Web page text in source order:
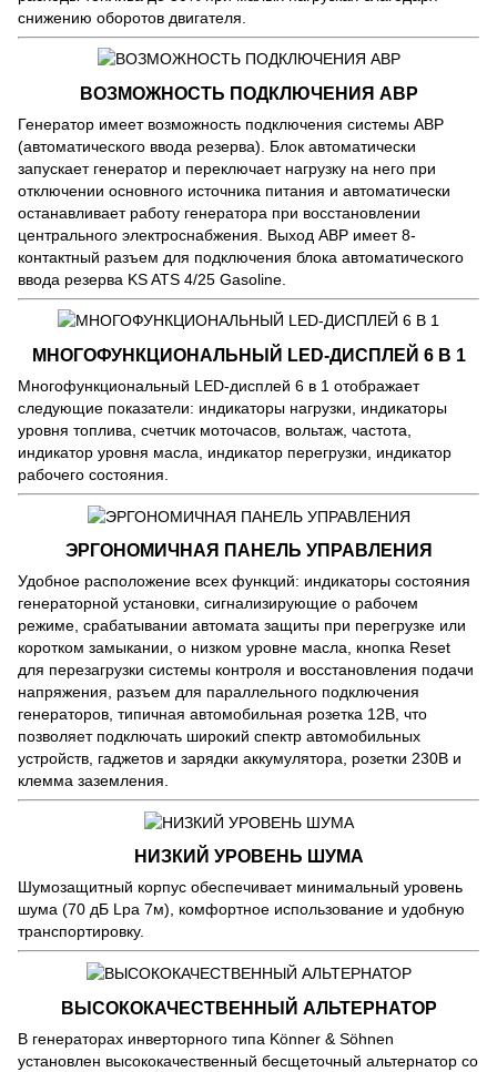
снижению оборотов двигателя.
ВОЗМОЖНОСТЬ ПОДКЛЮЧЕНИЯ АВР
Генератор имеет возможность подключения системы АВР
(автоматического ввода резерва). Блок автоматически
запускает генератор и переключает нагрузку на него при
отключении основного источника питания и автоматически
останавливает работу генератора при восстановлении
центрального электроснабжения. Выход АВР имеет 8-
контактный разъем для подключения блока автоматического
ввода резерва KS ATS 4/25 Gasoline.
МНОГОФУНКЦИОНАЛЬНЫЙ LED-ДИСПЛЕЙ 6 В 1
Многофункциональный LED-дисплей 6 в 1 отображает
следующие показатели: индикаторы нагрузки, индикаторы
уровня топлива, счетчик моточасов, вольтаж, частота,
индикатор уровня масла, индикатор перегрузки, индикатор
рабочего состояния.
ЭРГОНОМИЧНАЯ ПАНЕЛЬ УПРАВЛЕНИЯ
Удобное расположение всех функций: индикаторы состояния
генераторной установки, сигнализирующие о рабочем
режиме, срабатывании автомата защиты при перегрузке или
коротком замыкании, о низком уровне масла, кнопка Reset
для перезагрузки системы контроля и восстановления подачи
напряжения, разъем для параллельного подключения
генераторов, типичная автомобильная розетка 12В, что
позволяет подключать широкий спектр автомобильных
устройств, гаджетов и зарядки аккумулятора, розетки 230В и
клемма заземления.
НИЗКИЙ УРОВЕНЬ ШУМА
Шумозащитный корпус обеспечивает минимальный уровень
шума (70 дБ Lpa 7м), комфортное использование и удобную
транспортировку.
ВЫСОКОКАЧЕСТВЕННЫЙ АЛЬТЕРНАТОР
В генераторах инверторного типа Könner & Söhnen
установлен высококачественный бесщеточный альтернатор со